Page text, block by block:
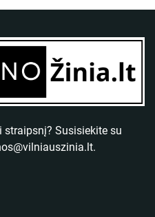
straipsnį? Susisiekite su
.